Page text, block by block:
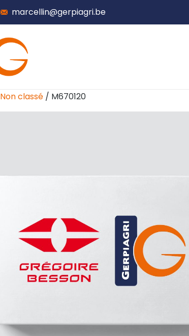
marcellin@gerpiagri.be
Non classé / M670120